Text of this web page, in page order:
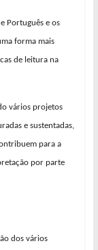
Português e os
forma mais
de leitura na
vários projetos
e sustentadas,
para a
por parte
dos vários